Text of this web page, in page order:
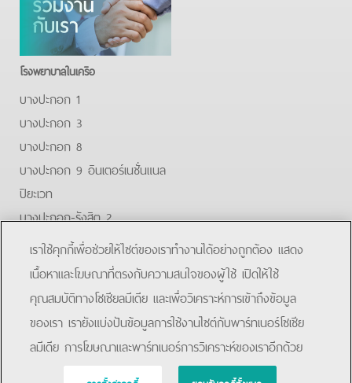
โรงพยาบาลในเครือ
บางปะกอก 1
บางปะกอก 3
บางปะกอก 8
บางปะกอก 9 อินเตอร์เนชั่นแนล
ปิยะเวท
บางปะกอก-รังสิต 2
บางปะกอกสมุทรปราการ
FacebookYoutubeLine
โรงพยาบาลบางปะกอก 9 อินเตอร์เนชั่นแนล
เราใช้คุกกี้เพื่อช่วยให้ไซต์ของเราทำงานได้อย่างถูกต้อง แสดง
เนื้อหาและโฆษณาที่ตรงกับความสนใจของผู้ใช้ เปิดให้ใช้
คุณสมบัติทางโซเชียลมีเดีย และเพื่อวิเคราะห์การเข้าถึงข้อมูล
ของเรา เรายังแบ่งปันข้อมูลการใช้งานไซต์กับพาร์ทเนอร์โซเชีย
ลมีเดีย การโฆษณาและพาร์ทเนอร์การวิเคราะห์ของเราอีกด้วย